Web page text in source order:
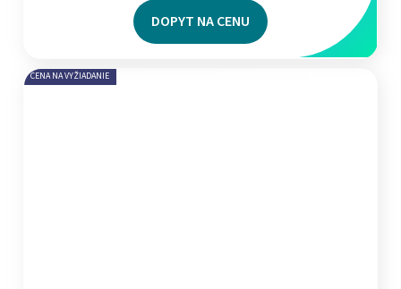
DOPYT NA CENU
CENA NA VYŽIADANIE